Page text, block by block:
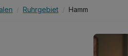
Ruhrgebiet Hamm